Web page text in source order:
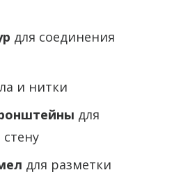
для соединения
и нитки
для
для разметки